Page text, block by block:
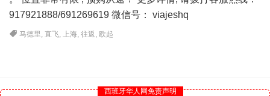
917921888/691269619 微信号： viajeshq
马德里 ,直飞, 上海,往返 , 欧起
西班牙华人网免责声明